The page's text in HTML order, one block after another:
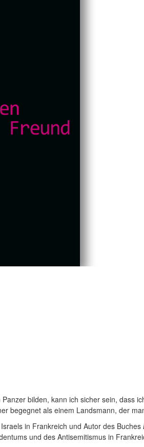
bilden, kann ich sicher sein,
begegnet als einem Landsmann, der
in Frankreich und Autor des Buches
und des Antisemitismus in